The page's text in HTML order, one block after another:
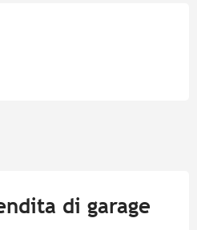
di garage